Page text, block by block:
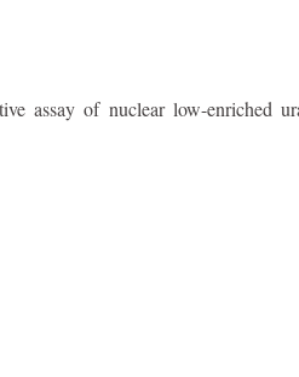
assay of nuclear low-enriched